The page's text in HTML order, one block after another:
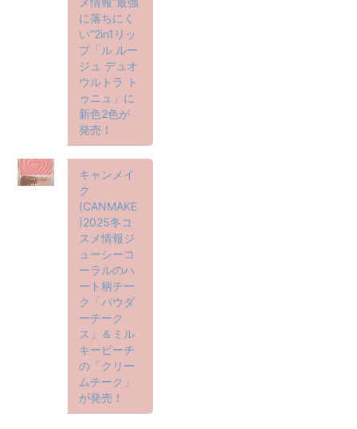
に落ちにく
い”2in1リッ
プ「ル ルー
ジュ デュオ
ウルトラ ト
ゥニュ」に
新色2色が
発売！
キャンメイ
ク
(CANMAKE
)2025冬コ
スメ情報ジ
ューシーコ
ーラルのハ
ート柄チー
ク「パウダ
ーチーク
ス」＆ミル
キーピーチ
の「クリー
ムチーク」
が発売！